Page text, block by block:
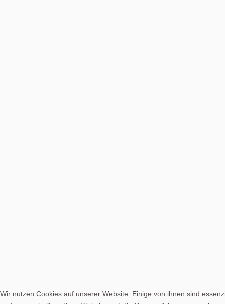
Wir nutzen Cookies auf unserer Website. Einige von ihnen sind